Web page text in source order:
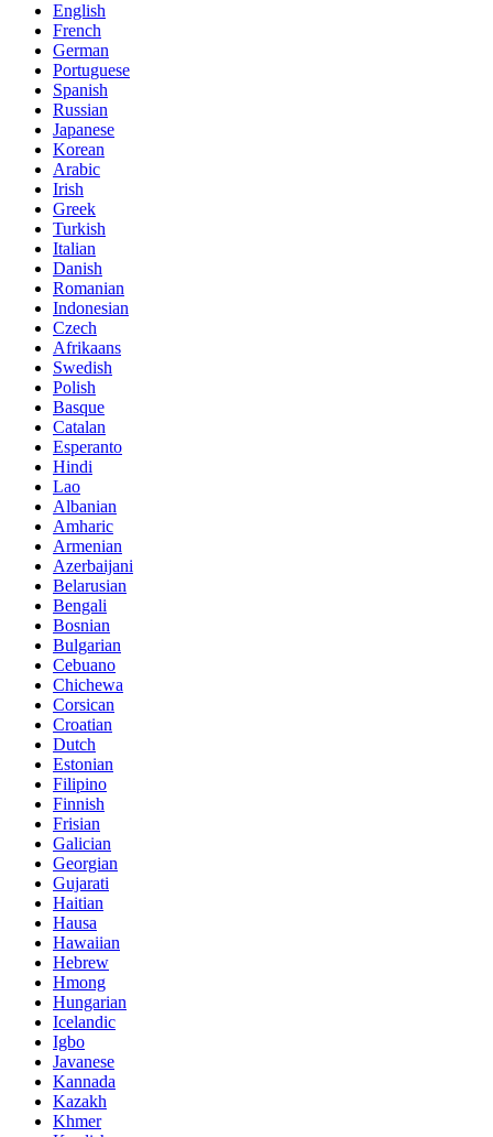
English
French
German
Portuguese
Spanish
Russian
Japanese
Korean
Arabic
Irish
Greek
Turkish
Italian
Danish
Romanian
Indonesian
Czech
Afrikaans
Swedish
Polish
Basque
Catalan
Esperanto
Hindi
Lao
Albanian
Amharic
Armenian
Azerbaijani
Belarusian
Bengali
Bosnian
Bulgarian
Cebuano
Chichewa
Corsican
Croatian
Dutch
Estonian
Filipino
Finnish
Frisian
Galician
Georgian
Gujarati
Haitian
Hausa
Hawaiian
Hebrew
Hmong
Hungarian
Icelandic
Igbo
Javanese
Kannada
Kazakh
Khmer